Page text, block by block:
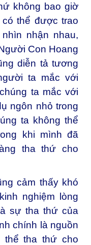
không bao giờ
có thể được trao
nhận nhau,
Con Hoang
diễn tả tương
ta mắc với
ta mắc với
ngôn nhỏ trong
ta không thể
khi mình đã
tha thứ cho
cảm thấy khó
nghiệm lòng
sự tha thứ của
chính là nguồn
thể tha thứ cho